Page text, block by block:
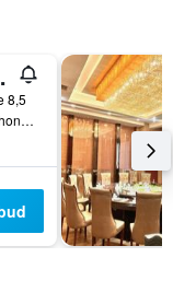
By IHG
8,5
No. 279 Changjiang Zhong Road, Hefei, Kina